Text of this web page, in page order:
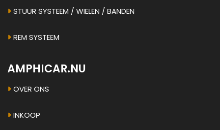
STUUR SYSTEEM / WIELEN / BANDEN
REM SYSTEEM
AMPHICAR.NU
OVER ONS
INKOOP